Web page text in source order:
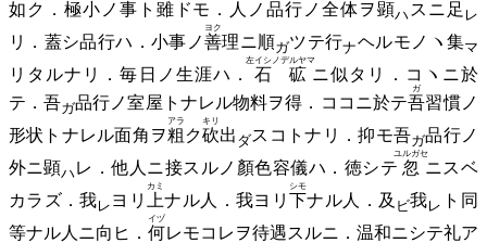
如ク．極小ノ事ト雖ドモ．人ノ品行ノ全体ヲ顕ハ スニ 足 レ
リ．蓋シ品行ハ．小事ノ善
ヨク
理ニ順ガツテ行ナヘルモノヽ 集マ
リタルナリ．毎日ノ生涯ハ． 石砿
左イシノデルヤマ
ニ似タリ．コヽニ於
テ． 吾ガ品行ノ室屋トナレル物料ヲ得．ココニ於テ吾
ガ
習慣ノ
形状トナレル面角ヲ粗
アラ
ク砍
キリ
出 ダスコトナリ．抑モ吾ガ品行ノ
外ニ顕ハ レ．他人ニ接スルノ顏色容儀ハ．徳シテ 忽
ユルガセ
ニスベ
カラズ． 我レ ヨリ 上
カミ
ナル人．我ヨリ 下
シモ
ナル人． 及 ビ我レ ト同
等ナル人ニ向ヒ． 何
イヅ
レモコレヲ待遇スルニ．温和ニシテ礼ア